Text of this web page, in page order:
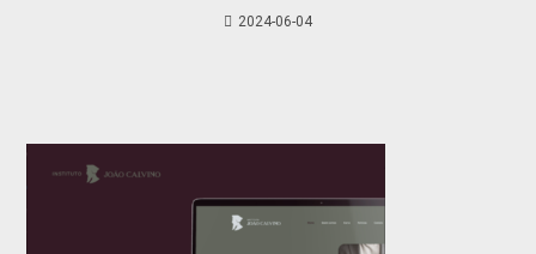
2024-06-04